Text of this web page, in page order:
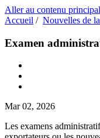
Aller au contenu principal
Accueil / Nouvelles de
Examen
Mar 02, 2026
Les examens